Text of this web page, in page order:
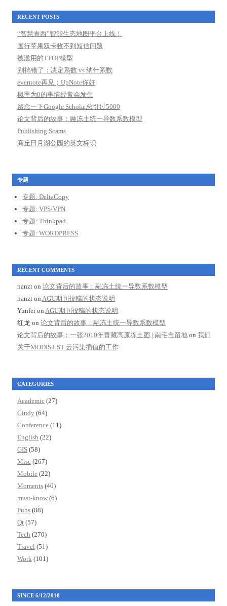
RECENT POSTS
“智慧青西”智能生态地图平台上线！
国行苹果双卡收不到短信问题
被滥用的TTOP模型
别搞错了：决定系数 vs 纳什系数
evernote再见；UpNote你好
概率为0的事情经常会发生
留念一下Google Scholar总引过5000
论文背后的故事：融冻土统一导数系数模型
Publishing Scams
商丘日月湖公园的英文标识
专题
专题: DeltaCopy
专题: VPS/VPN
专题: Thinkpad
专题: WORDPRESS
RECENT COMMENTS
nanzt on 论文背后的故事：融冻土统一导数系数模型
nanzt on AGU期刊投稿的状态说明
Yunfei on AGU期刊投稿的状态说明
红龙 on 论文背后的故事：融冻土统一导数系数模型
论文背后的故事：一张2010年青藏高原冻土图 | 南宅自留地 on 我们
关于MODIS LST 云污染插值的工作
CATEGORIES
Academic (27)
Cindy (64)
Conference (11)
English (22)
GIS (58)
Misc (267)
Mobile (22)
Moments (40)
must-know (6)
Pubs (88)
Qt (57)
Tech (270)
Travel (51)
Work (101)
SINCE 6/12/2018